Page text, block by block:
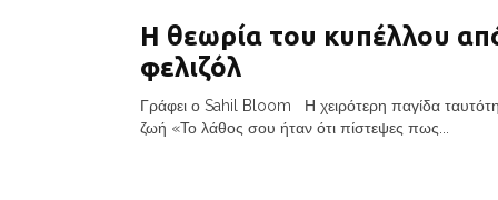
Η θεωρία του κυπέλλου
φελιζόλ
Γράφει ο Sahil Bloom Η χειρότερη παγίδα
ζωή «Το λάθος σου ήταν ότι πίστεψες πως...